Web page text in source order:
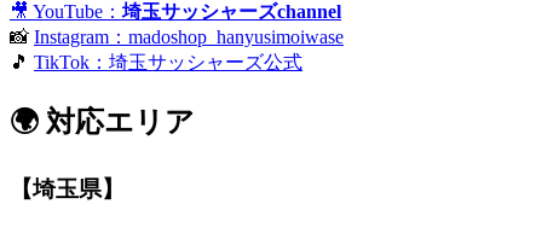
🎥 YouTube： 埼玉サッシャーズchannel
📸 Instagram：madoshop_hanyusimoiwase
🎵 TikTok：埼玉サッシャーズ公式
🌍 対応エリア
【埼玉県】